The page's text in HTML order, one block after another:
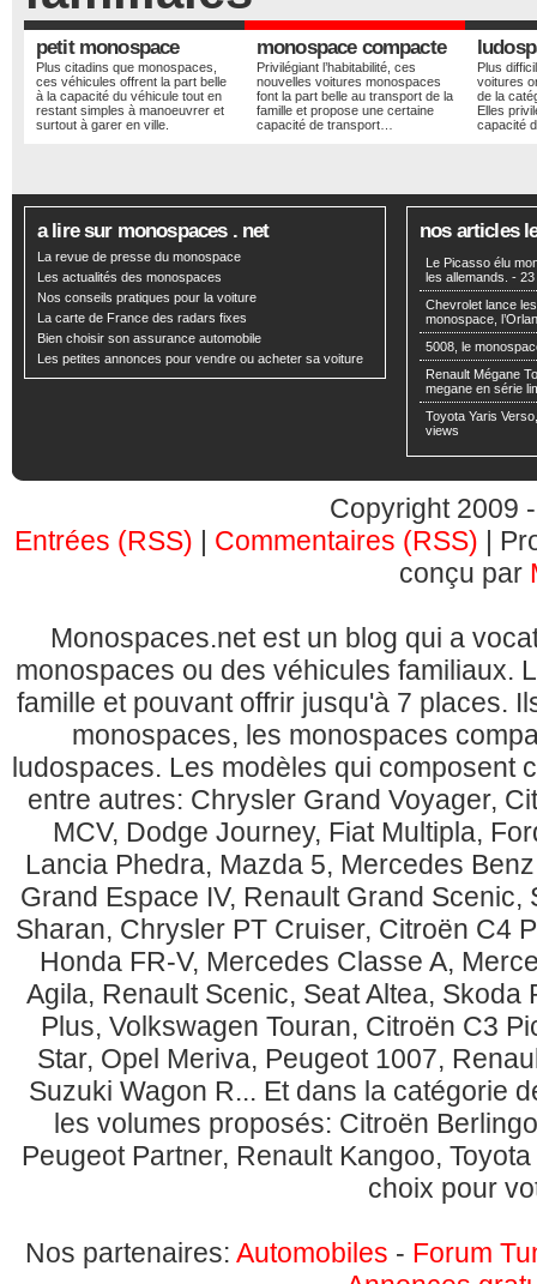
petit monospace
Plus citadins que monospaces,
ces véhicules offrent la part belle
à la capacité du véhicule tout en
restant simples à manoeuvrer et
surtout à garer en ville.
monospace compacte
Privilégiant l’habitabilité, ces
nouvelles voitures monospaces
font la part belle au transport de la
famille et propose une certaine
capacité de transport…
Plus
voitures
de la
Elles
capacité
a lire sur monospaces . net
La revue de presse du monospace
Les actualités des monospaces
Nos conseils pratiques pour la voiture
La carte de France des radars fixes
Bien choisir son assurance automobile
Les petites annonces pour vendre ou acheter sa voiture
nos articles
Le Picasso élu
les allemands. - 23
Chevrolet lance
monospace,
5008, le
Renault Mégane
megane en série
Toyota Yaris
views
Copyright 2009 -
Entrées (RSS) | Commentaires (RSS) |
conçu par
Monospaces.net est un blog qui a
monospaces ou des véhicules familiaux.
famille et pouvant offrir jusqu'à 7 places.
monospaces, les monospaces
ludospaces. Les modèles qui composent
entre autres: Chrysler Grand Voyager,
MCV, Dodge Journey, Fiat Multipla,
Lancia Phedra, Mazda 5, Mercedes
Grand Espace IV, Renault Grand
Sharan, Chrysler PT Cruiser, Citroën C4
Honda FR-V, Mercedes Classe A,
Agila, Renault Scenic, Seat Altea,
Plus, Volkswagen Touran, Citroën C3
Star, Opel Meriva, Peugeot 1007,
Suzuki Wagon R... Et dans la catégorie
les volumes proposés: Citroën
Peugeot Partner, Renault Kangoo,
choix pour
Nos partenaires: Automobiles - Forum